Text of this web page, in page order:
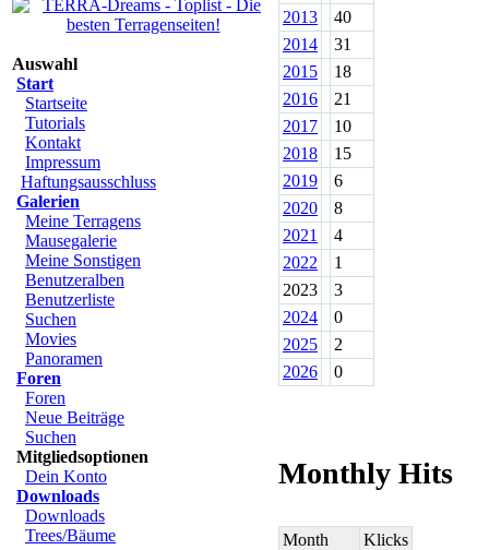
Auswahl
Start
Startseite
Tutorials
Kontakt
Impressum
Haftungsausschluss
Galerien
Meine Terragens
Mausegalerie
Meine Sonstigen
Benutzeralben
Benutzerliste
Suchen
Movies
Panoramen
Foren
Foren
Neue Beiträge
Suchen
Mitgliedsoptionen
Dein Konto
Downloads
Downloads
Trees/Bäume
2013
40
2014
31
2015
18
2016
21
2017
10
2018
15
2019
6
2020
8
2021
4
2022
1
2023
3
2024
0
2025
2
2026
0
Monthly Hits
Month
Klicks